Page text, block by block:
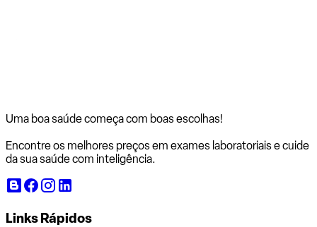
Uma boa saúde começa com boas escolhas!
Encontre os melhores preços em exames laboratoriais e cuide
da sua saúde com inteligência.
Links Rápidos